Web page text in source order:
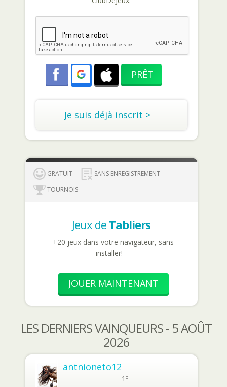
Je suis déjà inscrit >
GRATUIT
SANS ENREGISTREMENT
TOURNOIS
Jeux de Tabliers
+20 jeux dans votre navigateur, sans
installer!
JOUER MAINTENANT
LES DERNIERS VAINQUEURS - 5 AOÛT
2026
antnioneto12
1º